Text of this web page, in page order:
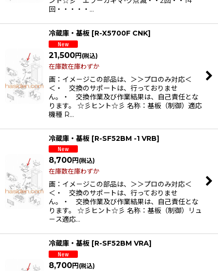
回・・・・・…
冷蔵庫・基板 [R-X5700F CNK]
21,500円 (税込)
在庫数在庫わずか
画：イメ－ジこの部品は、＞＞プロのみ対応＜
＜・ 交換のサポートは、行っておりませ
ん。・ 交換作業及び作業結果は、自己責任とな
ります。 ☆彡ヒント☆彡 名称：基板（制御）適応
機種 R…
冷蔵庫・基板 [R-SF52BM -1 VRB]
8,700円 (税込)
在庫数在庫わずか
画：イメ－ジこの部品は、＞＞プロのみ対応＜
＜・ 交換のサポートは、行っておりませ
ん。・ 交換作業及び作業結果は、自己責任とな
ります。 ☆彡ヒント☆彡 名称：基板（制御）リュ
－ス適応…
冷蔵庫・基板 [R-SF52BM VRA]
8,700円 (税込)